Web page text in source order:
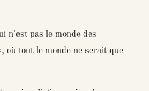
n'est pas le monde des
où tout le monde ne serait que